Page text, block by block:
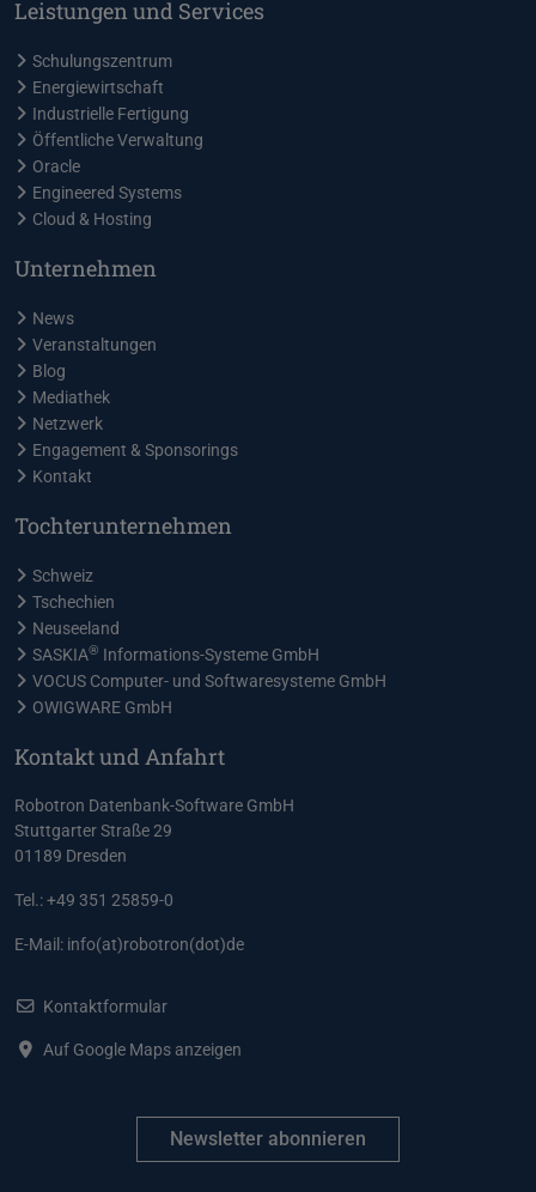
Leistungen und Services
Schulungszentrum
Energiewirtschaft
Industrielle Fertigung
Öffentliche Verwaltung
Oracle
Engineered Systems
Cloud & Hosting
Unternehmen
News
Veranstaltungen
Blog
Mediathek
Netzwerk
Engagement & Sponsorings
Kontakt
Tochterunternehmen
Schweiz
Tschechien
Neuseeland
SASKIA® Informations-Systeme GmbH
VOCUS Computer- und Softwaresysteme GmbH
OWIGWARE GmbH
Kontakt und Anfahrt
Robotron Datenbank-Software GmbH
Stuttgarter Straße 29
01189 Dresden
Tel.: +49 351 25859-0
E-Mail: info(at)robotron(dot)de
Kontaktformular
Auf Google Maps anzeigen
Newsletter abonnieren